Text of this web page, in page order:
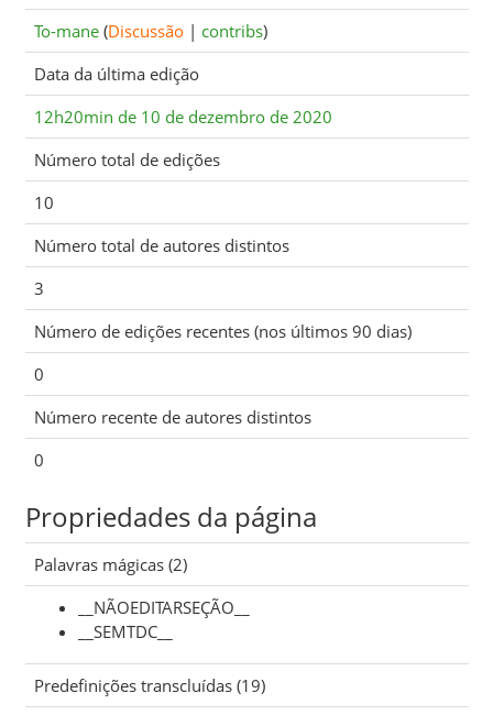
To-mane (Discussão| contribs)
Data da última edição
12h20min de 10 de dezembro de 2020
Número total de edições
10
Número total de autores distintos
3
Número de edições recentes (nos últimos 90 dias)
0
Número recente de autores distintos
0
Propriedades da página
Palavras mágicas (2)
__NÃOEDITARSEÇÃO__
__SEMTDC__
Predefinições transcluídas (19)